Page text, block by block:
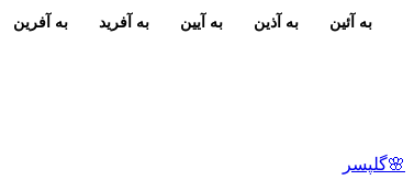
به آئین به آذین به آیین به آفرید به آفرین
🌸گلپسر